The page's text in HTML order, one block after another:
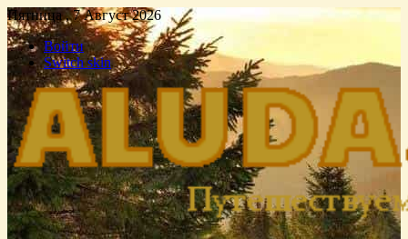
Пятница , 7 Август 2026
Войти
Switch skin